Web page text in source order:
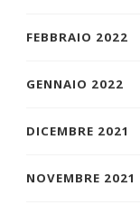
FEBBRAIO 2022
GENNAIO 2022
DICEMBRE 2021
NOVEMBRE 2021